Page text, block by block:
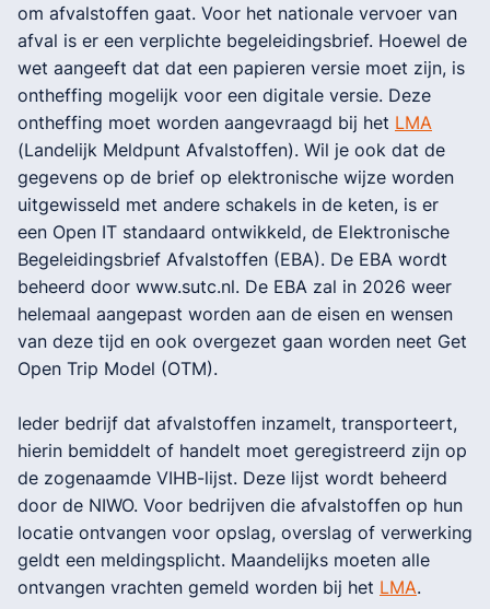
om afvalstoffen gaat. Voor het nationale vervoer van
afval is er een verplichte begeleidingsbrief. Hoewel de
wet aangeeft dat dat een papieren versie moet zijn, is
ontheffing mogelijk voor een digitale versie. Deze
ontheffing moet worden aangevraagd bij het LMA
(Landelijk Meldpunt Afvalstoffen). Wil je ook dat de
gegevens op de brief op elektronische wijze worden
uitgewisseld met andere schakels in de keten, is er
een Open IT standaard ontwikkeld, de Elektronische
Begeleidingsbrief Afvalstoffen (EBA). De EBA wordt
beheerd door www.sutc.nl. De EBA zal in 2026 weer
helemaal aangepast worden aan de eisen en wensen
van deze tijd en ook overgezet gaan worden neet Get
Open Trip Model (OTM).
Ieder bedrijf dat afvalstoffen inzamelt, transporteert,
hierin bemiddelt of handelt moet geregistreerd zijn op
de zogenaamde VIHB-lijst. Deze lijst wordt beheerd
door de NIWO. Voor bedrijven die afvalstoffen op hun
locatie ontvangen voor opslag, overslag of verwerking
geldt een meldingsplicht. Maandelijks moeten alle
ontvangen vrachten gemeld worden bij het LMA.